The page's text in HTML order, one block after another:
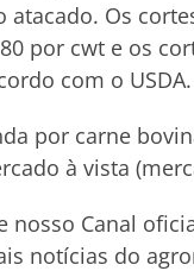
atacado. Os
por cwt e os
com o USDA.
por carne
à vista
nosso Canal
notícias do